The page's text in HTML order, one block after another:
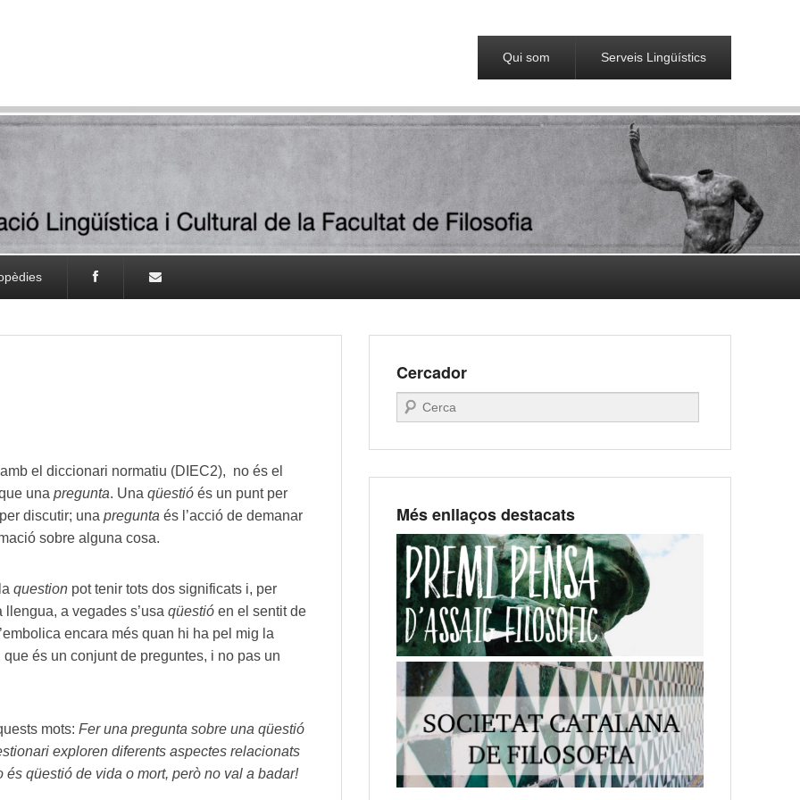
Qui som Serveis Lingüístics
el diccionari normatiu (DIEC2), no és el
una pregunta. Una qüestió és un punt per
discutir; una pregunta és l’acció de demanar
sobre alguna cosa.
question pot tenir tots dos significats i, per
llengua, a vegades s’usa qüestió en el sentit de
encara més quan hi ha pel mig la
que és un conjunt de preguntes, i no pas un
mots: Fer una pregunta sobre una qüestió
exploren diferents aspectes relacionats
és qüestió de vida o mort, però no val a badar!
Cercador
Search
Més enllaços destacats